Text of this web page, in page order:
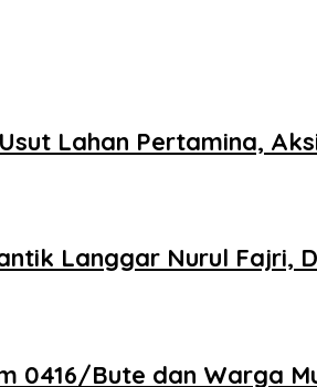
Lahan Pertamina,
Langgar Nurul Fajri,
0416/Bute dan Warga